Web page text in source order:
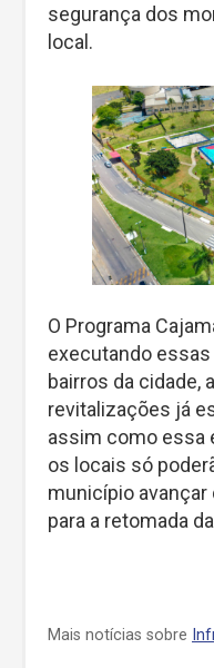
segurança dos
local.
O Programa
executando
bairros da cidade,
revitalizações já
assim como essa
os locais só
município avançar
para a retomada
Mais notícias sobre